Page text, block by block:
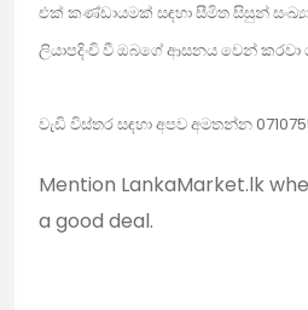
එක් කණ්ඩායමක් සඳහා සීමිත සිසුන්
ලියාපදිංචි වී ඔබගේ ආසනය වෙන්
වැඩි විස්තර සඳහා අපව අමතන්න
Mention LankaMarket.lk
a good deal.